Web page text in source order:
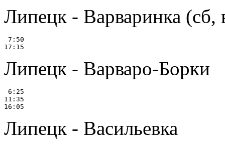
Липецк - Варваринка (сб,
7:50
Липецк - Варваро-Борки
6:25
11:35
Липецк - Васильевка